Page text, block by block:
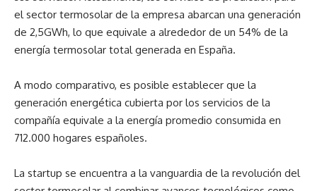
el sector termosolar de la empresa abarcan una generación
de 2,5GWh, lo que equivale a alrededor de un 54% de la
energía termosolar total generada en España.
A modo comparativo, es posible establecer que la
generación energética cubierta por los servicios de la
compañía equivale a la energía promedio consumida en
712.000 hogares españoles.
La startup se encuentra a la vanguardia de la revolución del